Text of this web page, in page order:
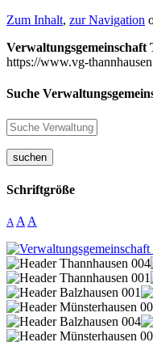
Zum Inhalt, zur Navigation
Verwaltungsgemeinschaft
https://www.vg-
Suche
suchen
Schriftgröße
A A A